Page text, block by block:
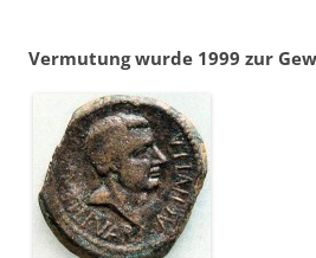
Vermutung wurde 1999 zur